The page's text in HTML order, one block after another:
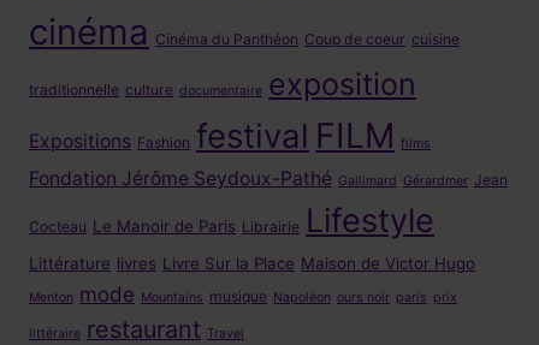
cinéma Cinéma du Panthéon Coup de coeur cuisine
traditionnelle culture documentaire exposition
Expositions Fashion festival FILM films
Fondation Jérôme Seydoux-Pathé Gallimard Gérardmer Jean
Cocteau Le Manoir de Paris Librairie Lifestyle
Littérature livres Livre Sur la Place Maison de Victor Hugo
Menton mode Mountains musique Napoléon ours noir paris prix
littéraire restaurant Travel